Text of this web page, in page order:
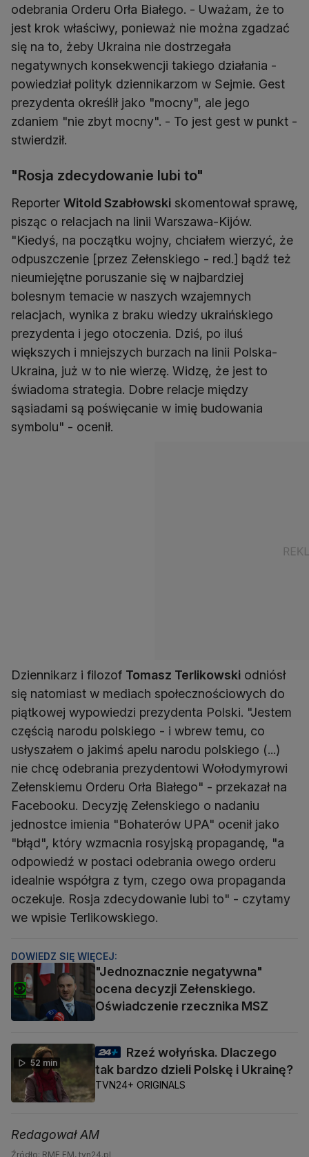
odebrania Orderu Orła Białego. - Uważam, że to
jest krok właściwy, ponieważ nie można zgadzać
się na to, żeby Ukraina nie dostrzegała
negatywnych konsekwencji takiego działania -
powiedział polityk dziennikarzom w Sejmie. Gest
prezydenta określił jako "mocny", ale jego
zdaniem "nie zbyt mocny". - To jest gest w punkt -
stwierdził.
"Rosja zdecydowanie lubi to"
Reporter Witold Szabłowski skomentował sprawę,
pisząc o relacjach na linii Warszawa-Kijów.
"Kiedyś, na początku wojny, chciałem wierzyć, że
odpuszczenie [przez Zełenskiego - red.] bądź też
nieumiejętne poruszanie się w najbardziej
bolesnym temacie w naszych wzajemnych
relacjach, wynika z braku wiedzy ukraińskiego
prezydenta i jego otoczenia. Dziś, po iluś
większych i mniejszych burzach na linii Polska-
Ukraina, już w to nie wierzę. Widzę, że jest to
świadoma strategia. Dobre relacje między
sąsiadami są poświęcanie w imię budowania
symbolu" - ocenił.
Dziennikarz i filozof Tomasz Terlikowski odniósł
się natomiast w mediach społecznościowych do
piątkowej wypowiedzi prezydenta Polski. "Jestem
częścią narodu polskiego - i wbrew temu, co
usłyszałem o jakimś apelu narodu polskiego (...)
nie chcę odebrania prezydentowi Wołodymyrowi
Zełenskiemu Orderu Orła Białego" - przekazał na
Facebooku. Decyzję Zełenskiego o nadaniu
jednostce imienia "Bohaterów UPA" ocenił jako
"błąd", który wzmacnia rosyjską propagandę, "a
odpowiedź w postaci odebrania owego orderu
idealnie współgra z tym, czego owa propaganda
oczekuje. Rosja zdecydowanie lubi to" - czytamy
we wpisie Terlikowskiego.
DOWIEDZ SIĘ WIĘCEJ:
"Jednoznacznie negatywna"
ocena decyzji Zełenskiego.
Oświadczenie rzecznika MSZ
52 min
Rzeź wołyńska. Dlaczego
tak bardzo dzieli Polskę i Ukrainę?
TVN24+ ORIGINALS
Redagował AM
Źródło: RMF FM, tvn24.pl